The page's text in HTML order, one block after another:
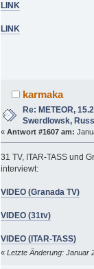
LINK
LINK
karmaka
Re: METEOR,
Swerdlowsk,
« Antwort #1607 am:
31 TV, ITAR-TASS und
interviewt:
VIDEO (Granada TV)
VIDEO (31tv)
VIDEO (ITAR-TASS)
« Letzte Änderung: Januar